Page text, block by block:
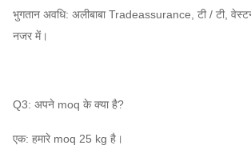
भुगतान अवधि: अलीबाबा Tradeassurance, टी / टी,
नजर में।
Q3: अपने moq के क्या है?
एक: हमारे moq 25 kg है।